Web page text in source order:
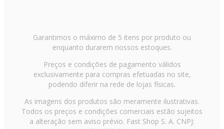
Garantimos o máximo de 5 itens por produto ou
enquanto durarem nossos estoques.
Preços e condições de pagamento válidos
exclusivamente para compras efetuadas no site,
podendo diferir na rede de lojas físicas.
As imagens dos produtos são meramente ilustrativas.
Todos os preços e condições comerciais estão sujeitos
a alteração sem aviso prévio. Fast Shop S. A. CNPJ: